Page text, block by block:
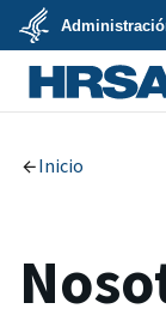
Skip
main
content
U.S.
Department
of
Health
Services
Inicio